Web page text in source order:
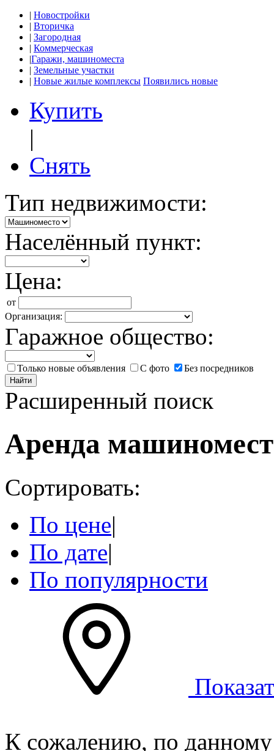
| Новостройки
| Вторичка
| Загородная
| Коммерческая
|Гаражи, машиноместа
| Земельные участки
| Новые жилые комплексы Появились новые
Купить
|
Снять
Тип недвижимости:
Населённый пункт:
Цена:
от
Организация:
Гаражное общество:
Только новые объявления С фото Без посредников
Найти
Расширенный поиск
Аренда
Сортировать:
По цене|
По дате|
По популярности
К сожалению, по данному